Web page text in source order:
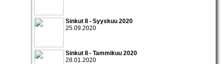
Sinkut II - Syyskuu 2020
25.09.2020
Sinkut II - Tammikuu 2020
28.01.2020